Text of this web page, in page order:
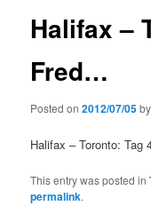
Halifax –
Fred…
Posted on2012/07/05
Halifax – Toronto: Tag
This entry was posted in
permalink.